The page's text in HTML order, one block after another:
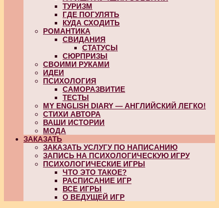
ТУРИЗМ
ГДЕ ПОГУЛЯТЬ
КУДА СХОДИТЬ
РОМАНТИКА
СВИДАНИЯ
СТАТУСЫ
СЮРПРИЗЫ
СВОИМИ РУКАМИ
ИДЕИ
ПСИХОЛОГИЯ
САМОРАЗВИТИЕ
ТЕСТЫ
MY ENGLISH DIARY — АНГЛИЙСКИЙ ЛЕГКО!
СТИХИ АВТОРА
ВАШИ ИСТОРИИ
МОДА
ЗАКАЗАТЬ
ЗАКАЗАТЬ УСЛУГУ ПО НАПИСАНИЮ
ЗАПИСЬ НА ПСИХОЛОГИЧЕСКУЮ ИГРУ
ПСИХОЛОГИЧЕСКИЕ ИГРЫ
ЧТО ЭТО ТАКОЕ?
РАСПИСАНИЕ ИГР
ВСЕ ИГРЫ
О ВЕДУЩЕЙ ИГР